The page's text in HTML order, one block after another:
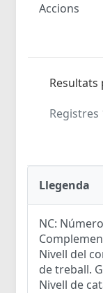
Accions
Resultats
Registres
Llegenda
NC:
Nivell del
de treball.
Nivell de